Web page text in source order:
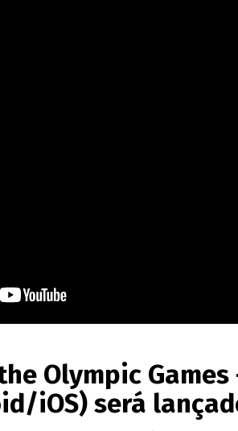
Olympic Games
iOS) será